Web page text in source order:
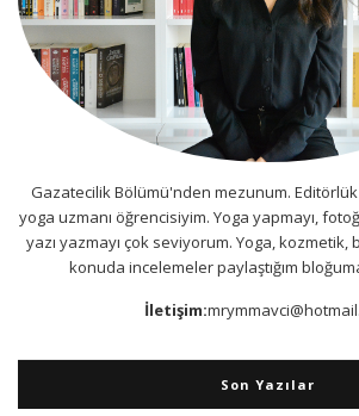
Gazatecilik Bölümü'nden mezunum.
yoga uzmanı öğrencisiyim. Yoga yapmayı,
yazı yazmayı çok seviyorum. Yoga, kozmetik,
konuda incelemeler paylaştığım
İletişim:
Son Yazılar